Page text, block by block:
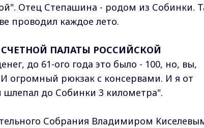
Отец Степашина - родом из Собинки.
проводил каждое лето.
ПАЛАТЫ РОССИЙСКОЙ
до 61-ого года это было - 100, но, вы,
огромный рюкзак с консервами. И я от
до Собинки 3 километра".
Собрания Владимиром